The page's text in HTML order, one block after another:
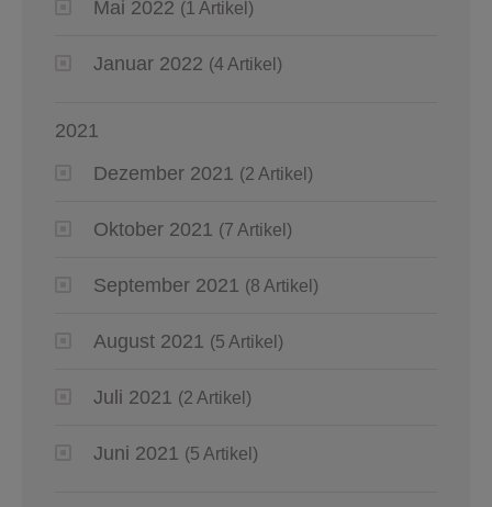
Mai 2022 (1 Artikel)
Januar 2022 (4 Artikel)
2021
Dezember 2021 (2 Artikel)
Oktober 2021 (7 Artikel)
September 2021 (8 Artikel)
August 2021 (5 Artikel)
Juli 2021 (2 Artikel)
Juni 2021 (5 Artikel)